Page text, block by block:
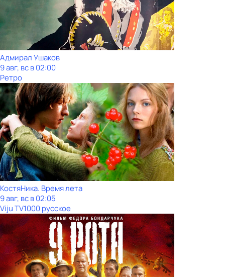
Адмирал Ушаков
9 авг, вс в 02:00
Ретро
КостяНика. Время лета
9 авг, вс в 02:05
Viju TV1000 русское